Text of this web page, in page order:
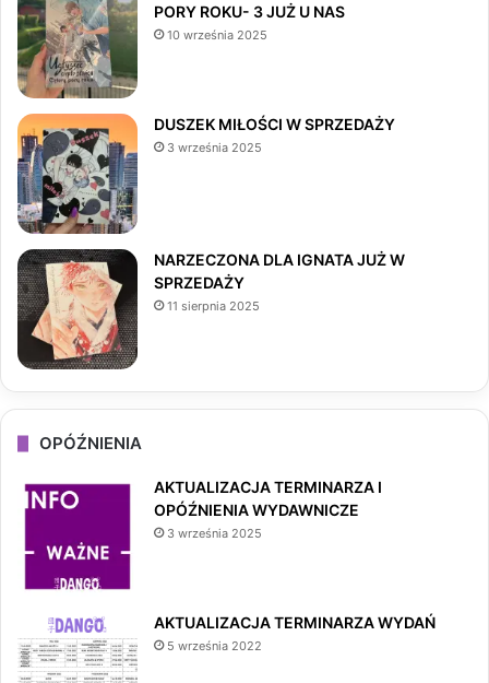
b
k
a
o
PORY ROKU- 3 JUŻ U NAS
10 września 2025
DUSZEK MIŁOŚCI W SPRZEDAŻY
3 września 2025
NARZECZONA DLA IGNATA JUŻ W
SPRZEDAŻY
11 sierpnia 2025
OPÓŹNIENIA
AKTUALIZACJA TERMINARZA I
OPÓŹNIENIA WYDAWNICZE
3 września 2025
AKTUALIZACJA TERMINARZA WYDAŃ
5 września 2022